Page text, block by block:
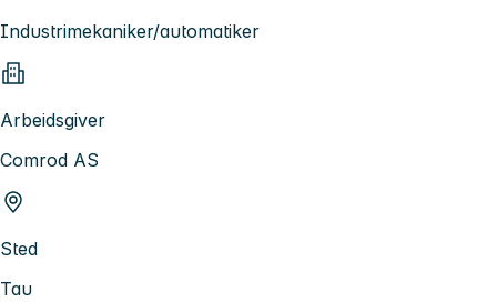
Industrimekaniker/automatiker
Arbeidsgiver
Comrod AS
Sted
Tau